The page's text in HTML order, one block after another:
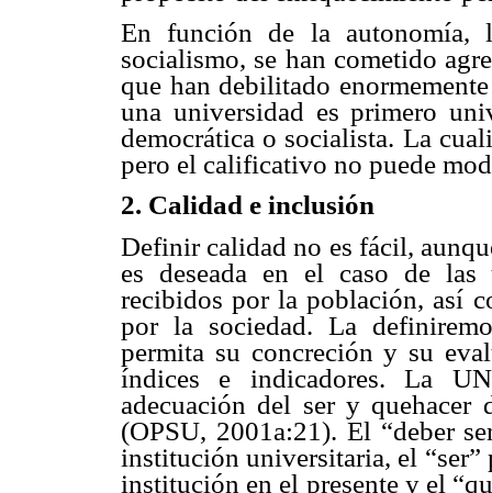
En función de la autonomía,
socialismo, se han cometido
que han debilitado
una universidad es primero
democrática o socialista. La
pero el calificativo no puede
2. Calidad e inclusión
Definir calidad no es fácil,
es deseada en el caso de
recibidos por la población, así
por la sociedad. La
permita su concreción y su
índices e indicadores. La
adecuación del ser y quehacer
(OPSU, 2001a:21). El “deber
institución universitaria, el
institución en el presente y el